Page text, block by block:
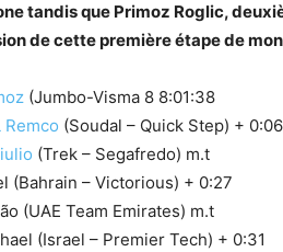
tandis que Primoz Roglic,
de cette première étape de
(Jumbo-Visma 8 8:01:38
Remco (Soudal – Quick Step) + 0:06
(Trek – Segafredo) m.t
(Bahrain – Victorious) + 0:27
(UAE Team Emirates) m.t
(Israel – Premier Tech) + 0:31